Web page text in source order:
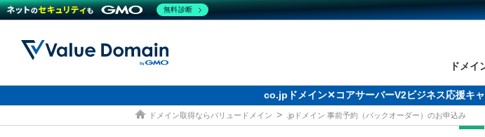
ドメイ
ドメイン ドメイン検索
レンタルサーバー コアサーバー
セキュリティ Value Domain ネットde診断
サービス お得意様割引
従来のバリュードメインをご利用希望の方
従来のバリュードメインをご利用希望の方
co.jpドメイン✕コアサーバーV2ビジネス応援キ
ドメイン取得ならバリュードメイン .jpドメイン 事前予約（バックオーダー）のお申込み
無料診断